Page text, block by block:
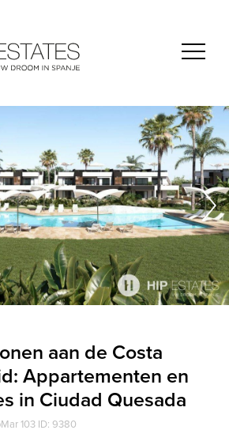
aan de Costa
Appartementen en
in Ciudad Quesada
103 ID: 9380